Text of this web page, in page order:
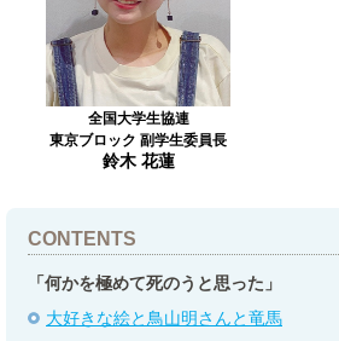
全国大学生協連
東京ブロック 副学生委員長
鈴木 花蓮
CONTENTS
「何かを極めて死のうと思った」
大好きな絵と鳥山明さんと竜馬